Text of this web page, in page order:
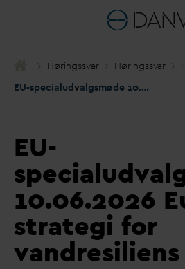
Høringssvar Høringssvar
EU-specialudvalgsmøde 10.06.2026 Europæisk strategi for
EU-
10.06.2026
strategi for
vandresiliens